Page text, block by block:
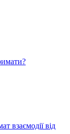
взаємодії від